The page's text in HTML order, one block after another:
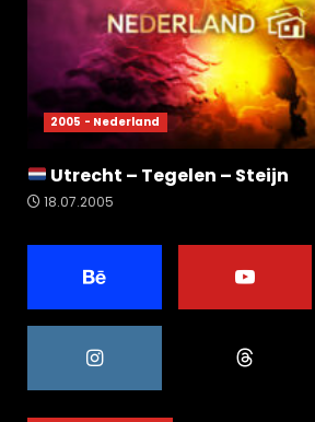
2005 - Nederland
Utrecht – Tegelen – Steijn
18.07.2005